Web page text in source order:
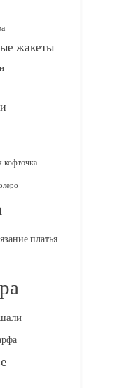
жакеты
кофточка
платья